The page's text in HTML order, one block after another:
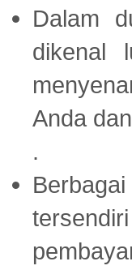
Dalam
dikenal
Anda
.